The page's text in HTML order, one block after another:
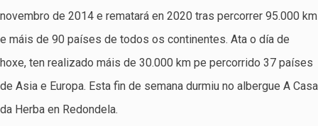
novembro de 2014 e rematará en 2020 tras percorrer 95.000 km
e máis de 90 países de todos os continentes. Ata o día de
hoxe, ten realizado máis de 30.000 km pe percorrido 37 países
de Asia e Europa. Esta fin de semana durmiu no albergue A Casa
da Herba en Redondela.